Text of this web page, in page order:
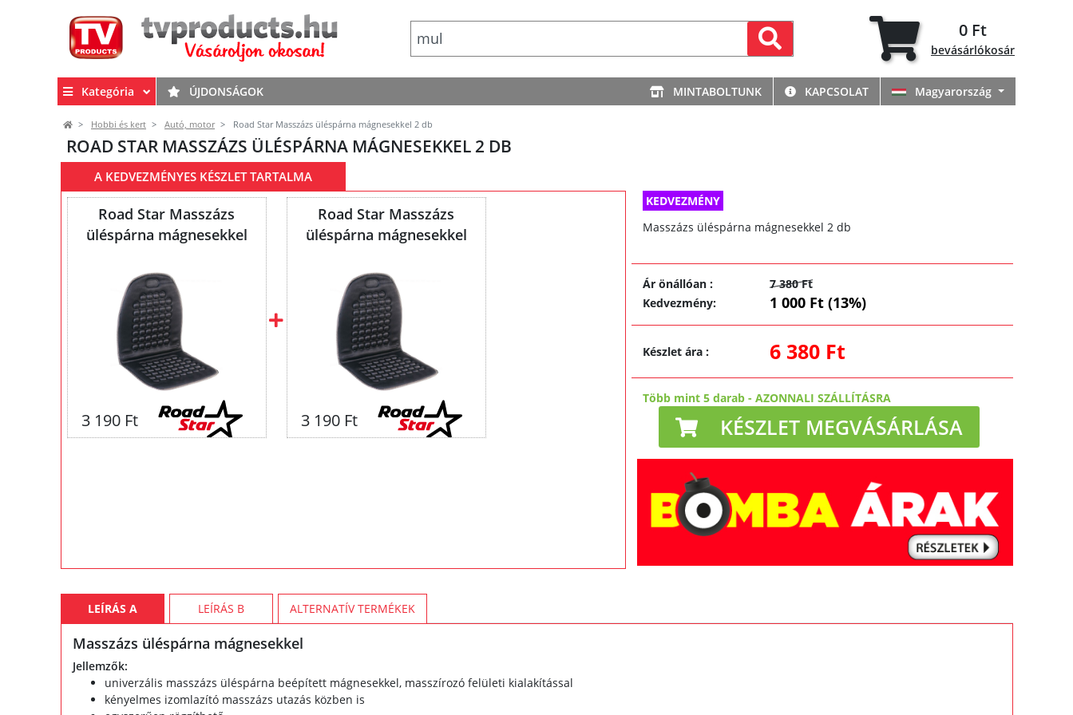
0 Ft
bevásárlókosár
Kategória ÚJDONSÁGOK MINTABOLTUNK KAPCSOLAT Magyarország
Hobbi és kert Autó, motor Road Star Masszázs üléspárna mágnesekkel 2 db
ROAD STAR MASSZÁZS ÜLÉSPÁRNA MÁGNESEKKEL 2 DB
A KEDVEZMÉNYES KÉSZLET TARTALMA
Road Star Masszázs
üléspárna mágnesekkel
3 190 Ft
Road Star Masszázs
üléspárna mágnesekkel
3 190 Ft
KEDVEZMÉNY
Masszázs üléspárna mágnesekkel 2 db
Ár önállóan :
7 380 Ft
Kedvezmény: 1 000 Ft (13%)
Készlet ára : 6 380 Ft
Több mint 5 darab- AZONNALI SZÁLLÍTÁSRA
KÉSZLET MEGVÁSÁRLÁSA
LEÍRÁS A LEÍRÁS B ALTERNATÍV TERMÉKEK
Masszázs üléspárna mágnesekkel
Jellemzők:
univerzális masszázs üléspárna beépített mágnesekkel, masszírozó felületi kialakítással
kényelmes izomlazító masszázs utazás közben is